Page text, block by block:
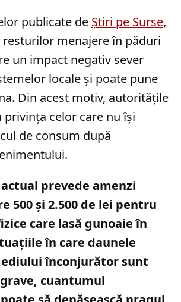
publicate de Știri pe Surse,
resturilor menajere în păduri
un impact negativ sever
locale și poate pune
Din acest motiv, autoritățile
celor care nu își
de consum după
prevede amenzi
500 și 2.500 de lei pentru
care lasă gunoaie în
în care daunele
înconjurător sunt
cuantumul